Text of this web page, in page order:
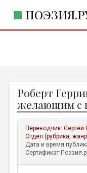
ЖАНРЫ
АВТОРЫ
КОММЕНТАРИИ
ЛИТСАЛОН
Роберт
желающим с
Переводчик:Сергей
Отдел (рубрика,
Дата и время
Сертификат